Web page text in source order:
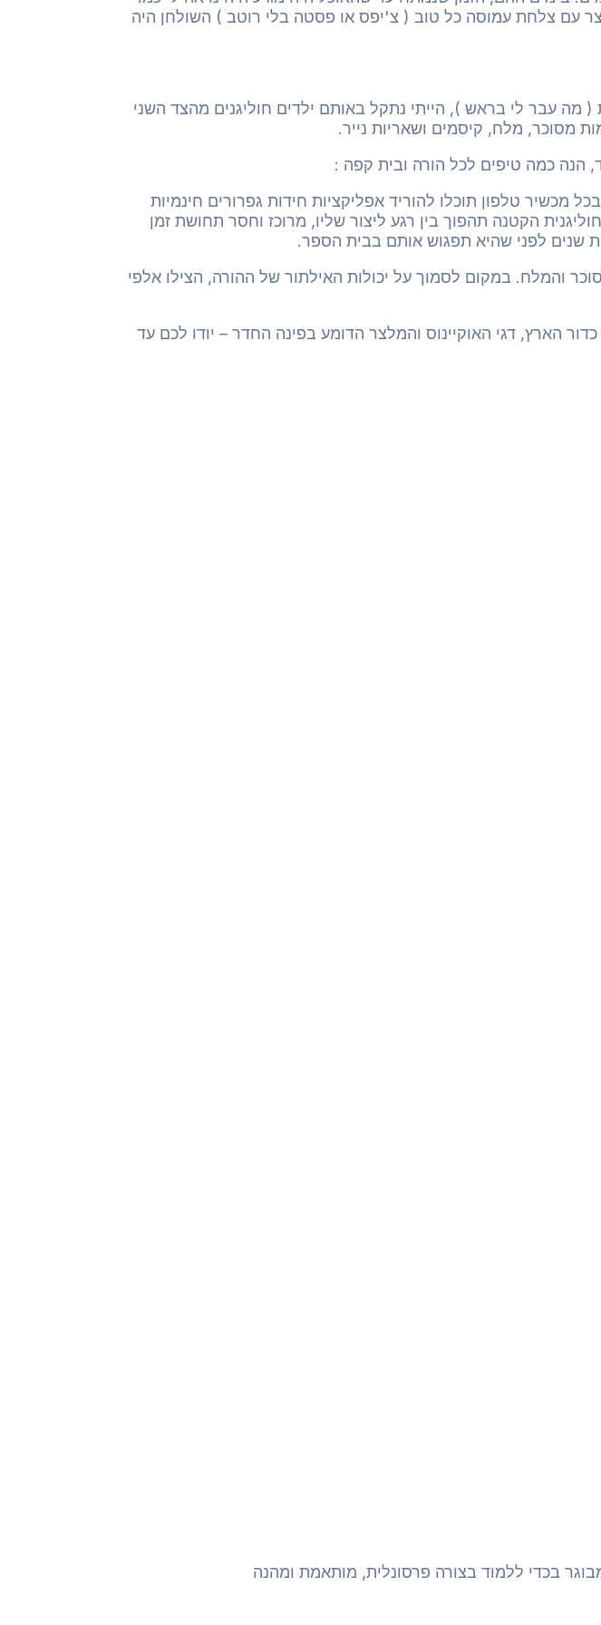
עם צלחת עמוסה כל טוב ( צ'יפס או פסטה בלי רוטב ) השולחן היה
מה עבר לי בראש ), הייתי נתקל באותם ילדים חוליגנים מהצד השני
מסוכר, מלח, קיסמים ושאריות נייר.
הנה כמה טיפים לכל הורה ובית קפה :
תוכלו להוריד אפליקציות חידות גפרורים חינמיות
של "הזיזו גפרור אחד מהצורה שבדוגמא וקבלו 2 משולשים". החוליגנית הקטנה תהפוך בין רגע ליצור שליו, מרוכז וחסר תחושת זמן
שנים לפני שהיא תפגוש אותם בבית הספר.
והמלח. במקום לסמוך על יכולות האילתור של ההורה, הצילו אלפי
הארץ, דגי האוקיינוס והמלצר הדומע בפינה החדר – יודו לכם עד
בכדי ללמוד בצורה פרסונלית, מותאמת ומהנה